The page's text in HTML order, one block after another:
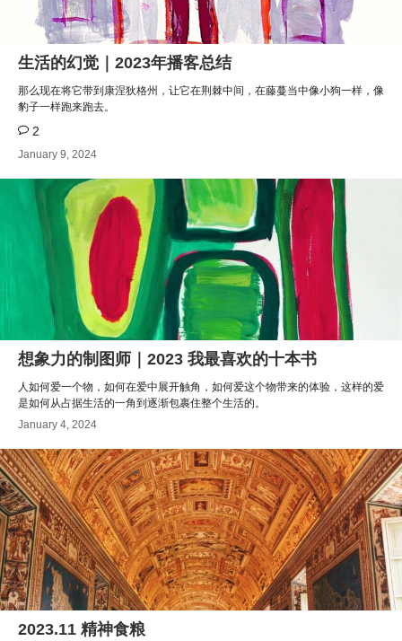
生活的幻觉｜2023年播客总结
那么现在将它带到康涅狄格州，让它在荆棘中间，在藤蔓当中像小狗一样，像
豹子一样跑来跑去。
2
January 9, 2024
想象力的制图师｜2023 我最喜欢的十本书
人如何爱一个物，如何在爱中展开触角，如何爱这个物带来的体验，这样的爱
是如何从占据生活的一角到逐渐包裹住整个生活的。
January 4, 2024
2023.11 精神食粮